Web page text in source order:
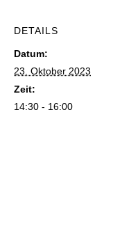
DETAILS
Datum:
23. Oktober 2023
Zeit:
14:30 - 16:00